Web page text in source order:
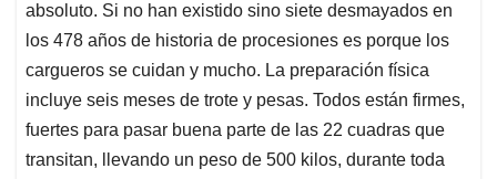
absoluto. Si no han existido sino siete desmayados en
los 478 años de historia de procesiones es porque los
cargueros se cuidan y mucho. La preparación física
incluye seis meses de trote y pesas. Todos están firmes,
fuertes para pasar buena parte de las 22 cuadras que
transitan, llevando un peso de 500 kilos, durante toda